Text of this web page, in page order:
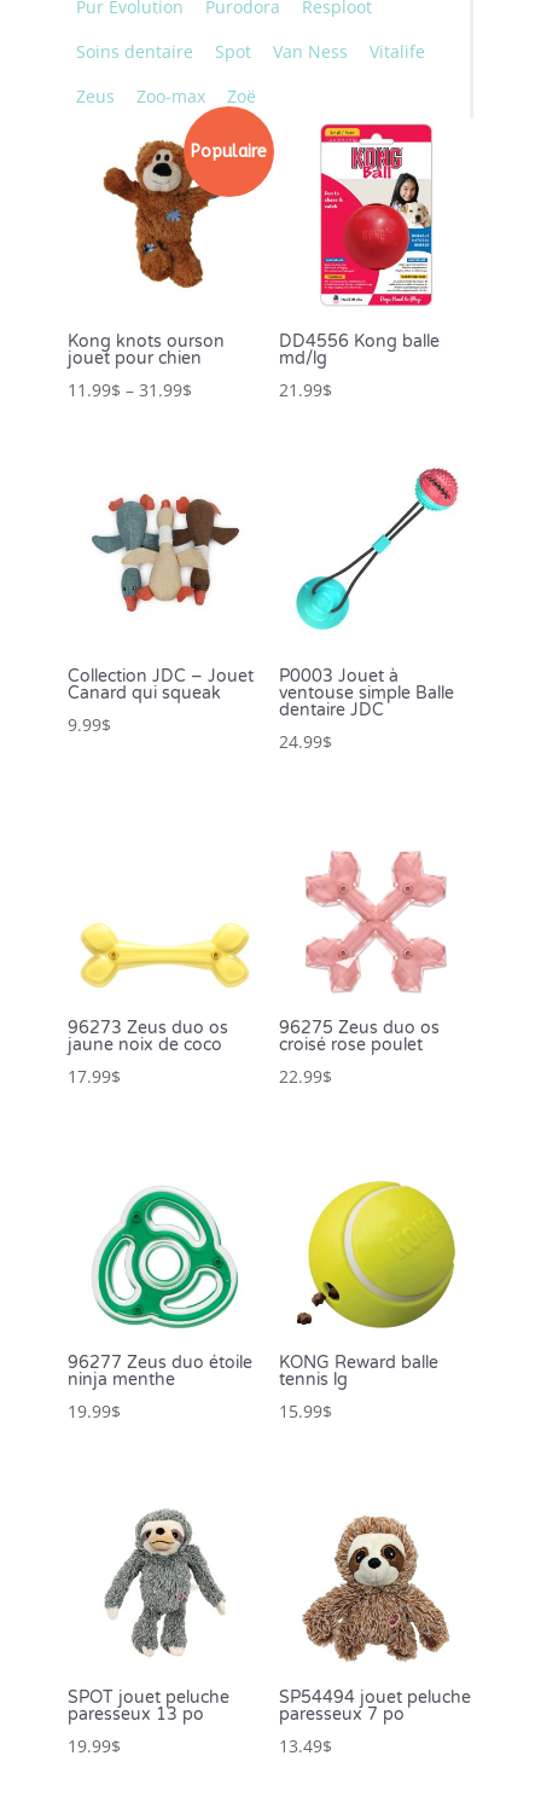
Pur Evolution
Purodora
Resploot
Soins dentaire
Spot Van Ness
Vitalife
Zeus
Zoo-max Zoë
Populaire
Kong knots ourson
jouet pour chien
11.99$ – 31.99$
DD4556 Kong balle
md/lg
21.99$
Collection JDC – Jouet
Canard qui squeak
9.99$
P0003 Jouet à
ventouse simple Balle
dentaire JDC
24.99$
96273 Zeus duo os
jaune noix de coco
17.99$
96275 Zeus duo os
croisé rose poulet
22.99$
96277 Zeus duo étoile
ninja menthe
19.99$
KONG Reward balle
tennis lg
15.99$
SPOT jouet peluche
paresseux 13 po
19.99$
SP54494 jouet peluche
paresseux 7 po
13.49$